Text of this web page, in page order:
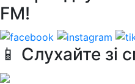
FM!
📱 Слухайте зі